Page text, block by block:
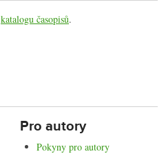
katalogu časopisů.
Pro autory
Pokyny pro autory